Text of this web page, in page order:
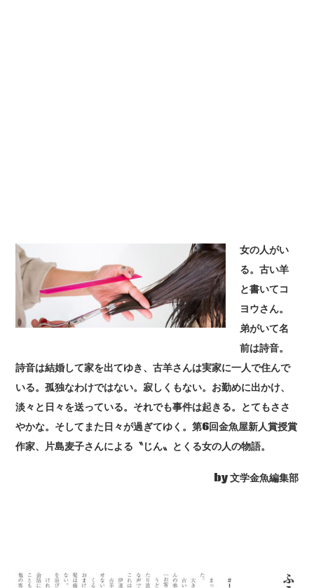
女の人がい
る。古い羊
と書いてコ
ヨウさん。
弟がいて名
前は詩音。
詩音は結婚して家を出てゆき、古羊さんは実家に一人で住んで
いる。孤独なわけではない。寂しくもない。お勤めに出かけ、
淡々と日々を送っている。それでも事件は起きる。とてもささ
やかな。そしてまた日々が過ぎてゆく。第6回金魚屋新人賞授賞
作家、片島麦子さんによる〝じん〟とくる女の人の物語。
by 文学金魚編集部